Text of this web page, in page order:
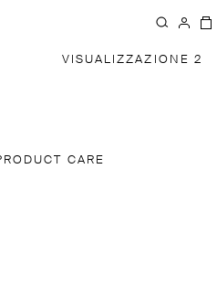
VISUALIZZAZIONE 2
CARE